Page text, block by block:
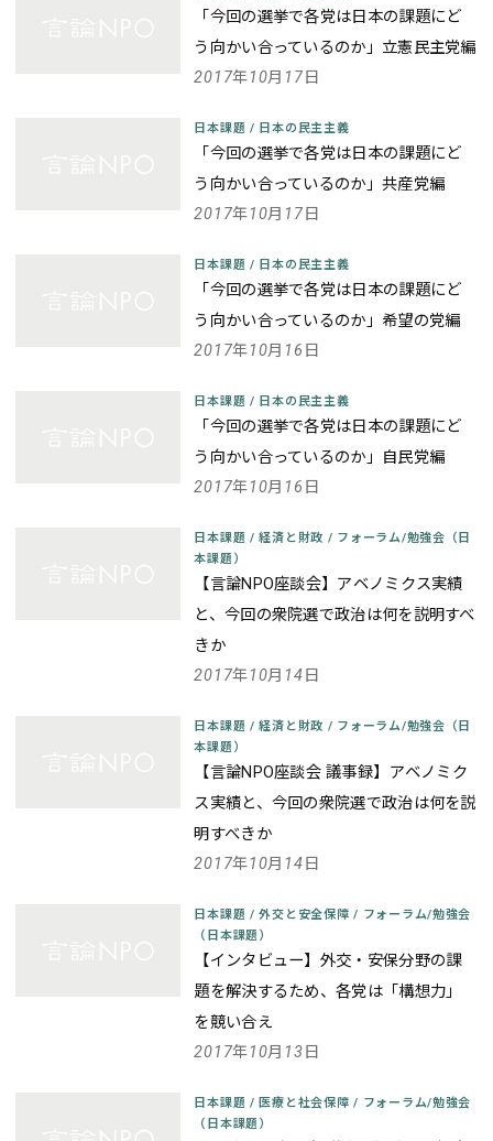
「今回の選挙で各党は日本の課題にど
う向かい合っているのか」立憲民主党編
2017年10月17日
日本課題 / 日本の民主主義
「今回の選挙で各党は日本の課題にど
う向かい合っているのか」共産党編
2017年10月17日
日本課題 / 日本の民主主義
「今回の選挙で各党は日本の課題にど
う向かい合っているのか」希望の党編
2017年10月16日
日本課題 / 日本の民主主義
「今回の選挙で各党は日本の課題にど
う向かい合っているのか」自民党編
2017年10月16日
日本課題 / 経済と財政 / フォーラム/勉強会（日
本課題）
【言論NPO座談会】アベノミクス実績
と、今回の衆院選で政治は何を説明すべ
きか
2017年10月14日
日本課題 / 経済と財政 / フォーラム/勉強会（日
本課題）
【言論NPO座談会 議事録】アベノミク
ス実績と、今回の衆院選で政治は何を説
明すべきか
2017年10月14日
日本課題 / 外交と安全保障/ フォーラム/勉強会
（日本課題）
【インタビュー】外交・安保分野の課
題を解決するため、各党は「構想力」
を競い合え
2017年10月13日
日本課題 / 医療と社会保障/ フォーラム/勉強会
（日本課題）